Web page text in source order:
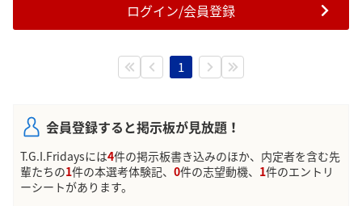
ログイン/会員登録
1
会員登録すると掲示板が見放題！
T.G.I.Fridaysには4件の掲示板書き込みのほか、内定者を含む先
輩たちの1件の本選考体験記、 0件の志望動機、 1件のエントリ
ーシートがあります。